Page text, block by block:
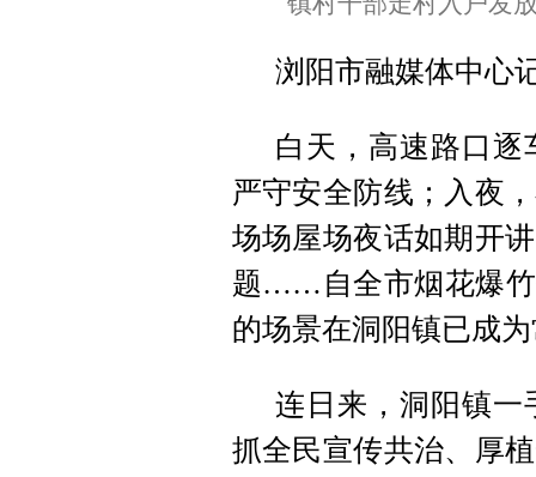
浏阳市融媒体中心
白天，高速路口
严守安全防线；入夜
场场屋场夜话如期开
题……自全市烟花爆竹
的场景在洞阳镇已成
连日来，洞阳镇一
抓全民宣传共治、厚